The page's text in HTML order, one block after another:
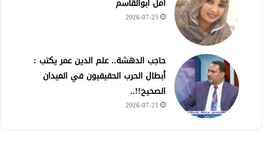
2026-07-25
حاجب الدهشة.. علم الدين عمر يكتب :
أبطال الحرب الحقيقيون في الميدان
الصحيح!!..
2026-07-21